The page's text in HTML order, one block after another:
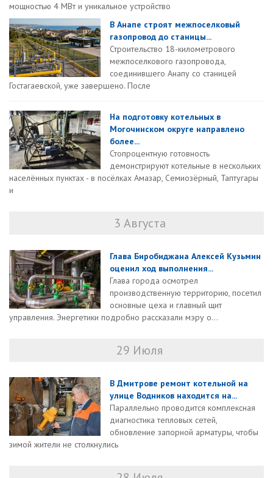
мощностью 4 МВт и уникальное устройство
В Анапе строят межпоселковый
газопровод до станицы...
Строительство 18-километрового
межпоселкового газопровода,
соединившего Анапу со станицей
Гостагаевской, уже завершено. После
На подготовку котельных в
Могочинском округе направлено
более...
Стопроцентную готовность
демонстрируют котельные в нескольких
населённых пунктах - в посёлках Амазар, Семиозёрный, Таптугары
и
3 Августа
Глава Биробиджана Алексей Кузьмин
оценил ход выполнения...
Глава города осмотрел
производственную территорию, посетил
основные цеха и главный щит
управления. Энергетики подробно рассказали мэру о...
29 Июля
В Дмитрове ремонт котельной на
улице Водников находится на...
Параллельно проводится комплексная
диагностика тепловых сетей,
обновление запорной арматуры, чтобы
зимой жители не столкнулись